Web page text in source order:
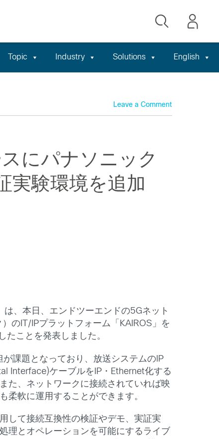
Topic Industry Solutions English
Leave a Comment
にパナソニック
実験環境を追加
、本日、エンドツーエンドの5Gネット
のIT/IPプラットフォーム「KAIROS」を
たことを発表しました。
課題となっており、放送システムのIP
Interface)ケーブルをIP・Ethernet化する
た、ネットワークに接続されていれば映
柔軟に運用することができます。
して接続互換性の検証やデモ、実証実
理とオペレーションを可能にするライブ